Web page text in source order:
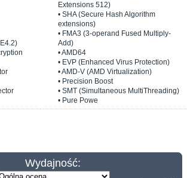
Extensions 512)
• SHA (Secure Hash Algorithm
extensions)
• FMA3 (3-operand Fused Multiply-
Add)
• AMD64
• EVP (Enhanced Virus Protection)
• AMD-V (AMD Virtualization)
• Precision Boost
• SMT (Simultaneous MultiThreading)
• Pure Powe
Wydajność: